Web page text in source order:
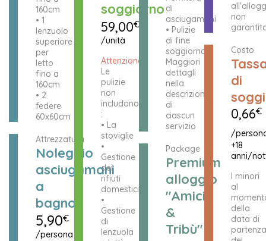
160cm
• 1
lenzuolo
superiore
per
letto
fino a
160cm
• 2
federe
60x60cm
Attrezzatura
Noleggio
asciugamani
a
bagno
5,90€
/persona
soggiorno
59,00€
/unità
Attenzione!
Le
pulizie
non
includono
:
• La
stoviglie
•
Gestione
dei
rifiuti
domestici
•
Gestione
di
lenzuola
di
asciugamani
• Pulizie
di fine
soggiorno
Maggiori
dettagli
nella
descrizione
di
ciascun
servizio
Package
Premium
alloggio
"Amici
&
Tribù"
non
Costo
di
0,66€
/
+18
anni/
I minori
al
della
data di
partenza